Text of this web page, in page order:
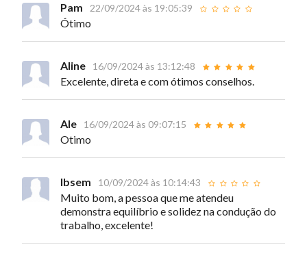
Pam 22/09/2024 às 19:05:39
Ótimo
Aline 16/09/2024 às 13:12:48
Excelente, direta e com ótimos conselhos.
Ale 16/09/2024 às 09:07:15
Otimo
Ibsem 10/09/2024 às 10:14:43
Muito bom, a pessoa que me atendeu
demonstra equilíbrio e solidez na condução do
trabalho, excelente!